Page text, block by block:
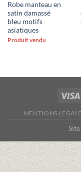
Robe manteau en
satin damassé
bleu motifs
asiatiques
Produit vendu
MENTIONS